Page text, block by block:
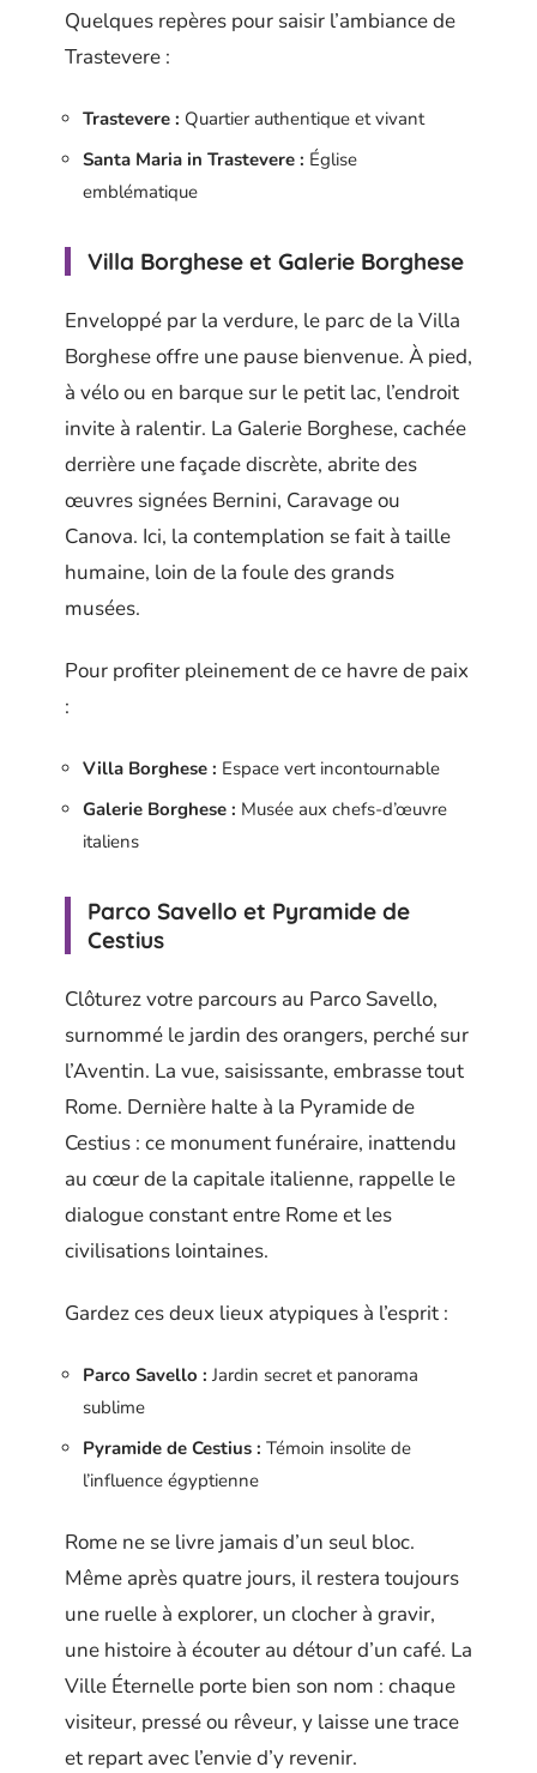
Quelques repères pour saisir l’ambiance de
Trastevere :
Trastevere : Quartier authentique et vivant
Santa Maria in Trastevere : Église
emblématique
Villa Borghese et Galerie Borghese
Enveloppé par la verdure, le parc de la Villa
Borghese offre une pause bienvenue. À pied,
à vélo ou en barque sur le petit lac, l’endroit
invite à ralentir. La Galerie Borghese, cachée
derrière une façade discrète, abrite des
œuvres signées Bernini, Caravage ou
Canova. Ici, la contemplation se fait à taille
humaine, loin de la foule des grands
musées.
Pour profiter pleinement de ce havre de paix
:
Villa Borghese : Espace vert incontournable
Galerie Borghese : Musée aux chefs-d’œuvre
italiens
Parco Savello et Pyramide de
Cestius
Clôturez votre parcours au Parco Savello,
surnommé le jardin des orangers, perché sur
l’Aventin. La vue, saisissante, embrasse tout
Rome. Dernière halte à la Pyramide de
Cestius : ce monument funéraire, inattendu
au cœur de la capitale italienne, rappelle le
dialogue constant entre Rome et les
civilisations lointaines.
Gardez ces deux lieux atypiques à l’esprit :
Parco Savello : Jardin secret et panorama
sublime
Pyramide de Cestius : Témoin insolite de
l’influence égyptienne
Rome ne se livre jamais d’un seul bloc.
Même après quatre jours, il restera toujours
une ruelle à explorer, un clocher à gravir,
une histoire à écouter au détour d’un café. La
Ville Éternelle porte bien son nom : chaque
visiteur, pressé ou rêveur, y laisse une trace
et repart avec l’envie d’y revenir.